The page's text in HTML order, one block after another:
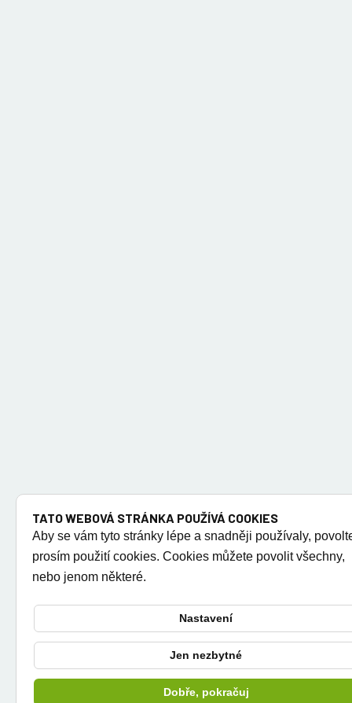
TATO WEBOVÁ STRÁNKA POUŽÍVÁ COOKIES
Aby se vám tyto stránky lépe a snadněji používaly,
prosím použití cookies. Cookies můžete povolit všechny,
nebo jenom některé.
Nastavení
Jen nezbytné
Dobře, pokračuj